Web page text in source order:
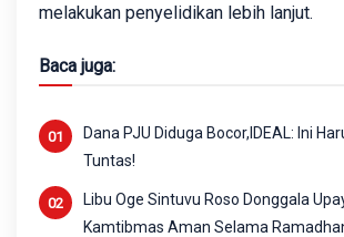
melakukan penyelidikan lebih lanjut.
Baca juga:
Dana PJU Diduga Bocor,IDEAL: Ini
Tuntas!
Libu Oge Sintuvu Roso Donggala
Kamtibmas Aman Selama